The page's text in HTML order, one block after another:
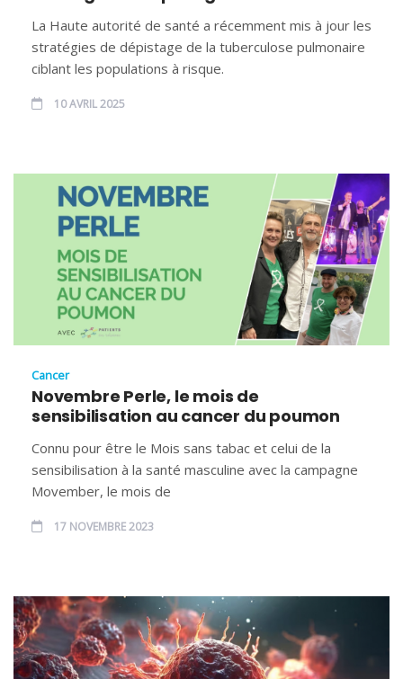
La Haute autorité de santé a récemment mis à jour les
stratégies de dépistage de la tuberculose pulmonaire
ciblant les populations à risque.
10 AVRIL 2025
Cancer
Novembre Perle, le mois de
sensibilisation au cancer du poumon
Connu pour être le Mois sans tabac et celui de la
sensibilisation à la santé masculine avec la campagne
Movember, le mois de
17 NOVEMBRE 2023